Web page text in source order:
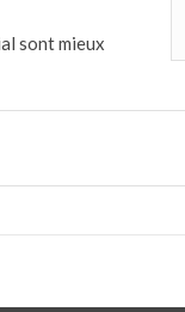
sont mieux